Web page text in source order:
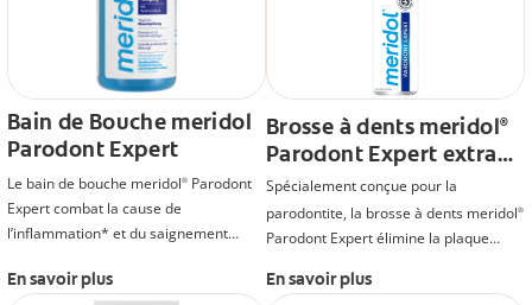
Bain de Bouche meridol
Parodont Expert
Le bain de bouche meridol® Parodont
Expert combat la cause de
l’inflammation* et du saignement
la résistance des gencives contre la
En savoir plus
Brosse à dents meridol®
Parodont Expert extra
souple
Spécialement conçue pour la
parodontite, la brosse à dents meridol®
Parodont Expert élimine la plaque
les gencives sensibles.
En savoir plus